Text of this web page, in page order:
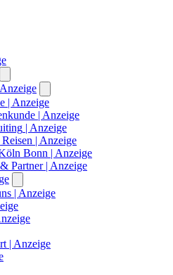
| Anzeige
| Anzeige
| Anzeige
| Anzeige
Bonn | Anzeige
Partner| Anzeige
| Anzeige
| Anzeige